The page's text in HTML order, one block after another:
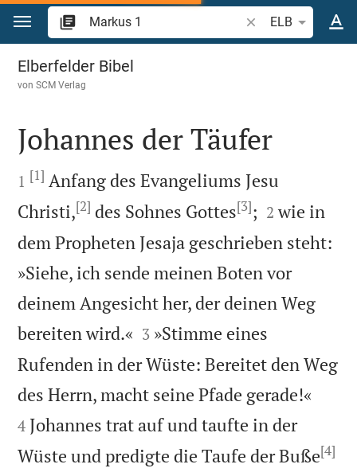
Zum Inhalt springen
Bibelstelle oder
ELB
Markus 1
Elberfelder Bibel
vonSCM Verlag

Johannes der Täufer

1 [1] Anfang des Evangeliums Jesu
Christi,[2] des Sohnes Gottes[3]; 

2 wie in
dem Propheten Jesaja geschrieben steht:
»Siehe, ich sende meinen Boten vor
deinem Angesicht her, der deinen Weg
bereiten wird.« 

3 »Stimme eines
Rufenden in der Wüste: Bereitet den Weg
des Herrn, macht seine Pfade gerade!«
4 Johannes trat auf und taufte in der
Wüste und predigte die Taufe der Buße[4]